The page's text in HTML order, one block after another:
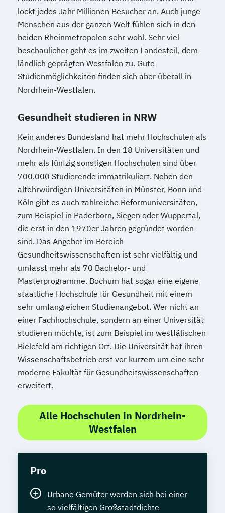
lockt jedes Jahr Millionen Besucher an. Auch junge
Menschen aus der ganzen Welt fühlen sich in den
beiden Rheinmetropolen sehr wohl. Sehr viel
beschaulicher geht es im zweiten Landesteil, dem
ländlich geprägten Westfalen zu. Gute
Studienmöglichkeiten finden sich aber überall in
Nordrhein-Westfalen.
Gesundheit studieren in NRW
Kein anderes Bundesland hat mehr Hochschulen als
Nordrhein-Westfalen. In den 18 Universitäten und
mehr als fünfzig sonstigen Hochschulen sind über
700.000 Studierende immatrikuliert. Neben den
altehrwürdigen Universitäten in Münster, Bonn und
Köln gibt es auch zahlreiche Reformuniversitäten,
zum Beispiel in Paderborn, Siegen oder Wuppertal,
die erst in den 1970er Jahren gegründet worden
sind. Das Angebot im Bereich
Gesundheitswissenschaften ist sehr vielfältig und
umfasst mehr als 70 Bachelor- und
Masterprogramme. Bochum hat sogar eine eigene
staatliche Hochschule für Gesundheit mit einem
sehr umfangreichen Studienangebot. Wer nicht an
einer Fachhochschule, sondern an einer Universität
studieren möchte, ist zum Beispiel im westfälischen
Bielefeld am richtigen Ort. Die Universität hat ihren
Wissenschaftsbetrieb erst vor kurzem um eine sehr
moderne Fakultät für Gesundheitswissenschaften
erweitert.
Alle Hochschulen in Nordrhein-
Westfalen
Pro
Urbane Gemüter werden sich bei einer
so vielfältigen Großstadtdichte